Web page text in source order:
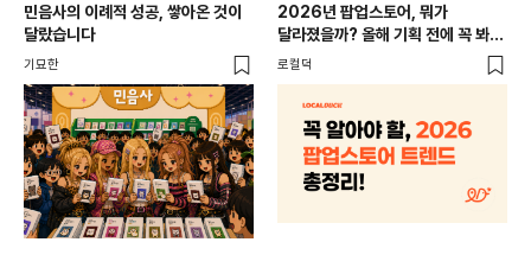
민음사의 이례적 성공, 쌓아온 것이
달랐습니다
기묘한
2026년 팝업스토어, 뭐가
달라졌을까? 올해 기획 전에 꼭 봐야
할 트렌드 4가지
로컬덕